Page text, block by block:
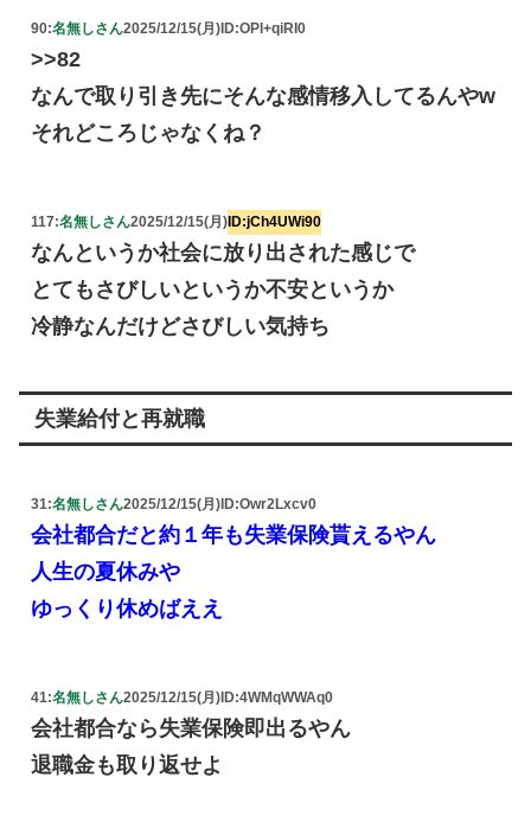
90:名無しさん2025/12/15(月) ID:OPl+qiRI0
>>82
なんで取り引き先にそんな感情移入してるんやw
それどころじゃなくね？
117:名無しさん2025/12/15(月)ID:jCh4UWi90
なんというか社会に放り出された感じで
とてもさびしいというか不安というか
冷静なんだけどさびしい気持ち
失業給付と再就職
31:名無しさん2025/12/15(月)ID:Owr2Lxcv0
会社都合だと約１年も失業保険貰えるやん
人生の夏休みや
ゆっくり休めばええ
41:名無しさん2025/12/15(月)ID:4WMqWWAq0
会社都合なら失業保険即出るやん
退職金も取り返せよ